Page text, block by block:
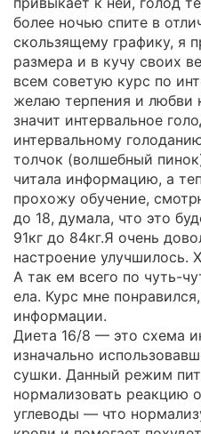
более ночью спите в
скользящему графику, я
размера и в кучу своих
всем советую курс по
желаю терпения и любви
значит интервальное
интервальному
толчок (волшебный
читала информацию, а
прохожу обучение,
до 18, думала, что это
91кг до 84кг.Я очень
настроение улучшилось.
А так ем всего по чуть-
ела. Курс мне
информации.
Диета 16/8 — это схема
изначально
сушки. Данный режим
нормализовать реакцию
углеводы — что